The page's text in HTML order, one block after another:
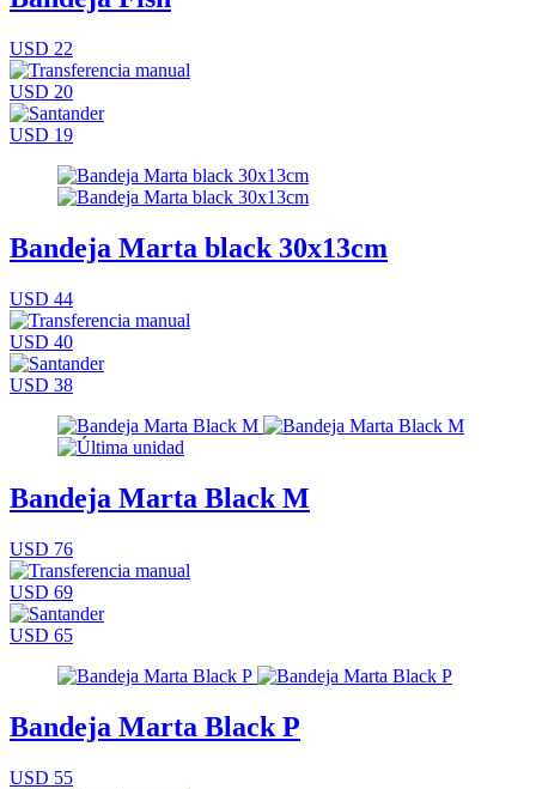
USD 22
USD 20
USD 19
Bandeja Marta black 30x13cm
USD 44
USD 40
USD 38
Bandeja Marta Black M
USD 76
USD 69
USD 65
Bandeja Marta Black P
USD 55